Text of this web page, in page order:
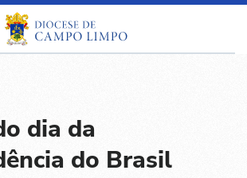
dia da
do Brasil